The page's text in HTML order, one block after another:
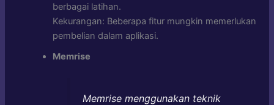
berbagai latihan.
Kekurangan: Beberapa fitur mungkin memerlukan
pembelian dalam aplikasi.
Memrise
Memrise menggunakan teknik